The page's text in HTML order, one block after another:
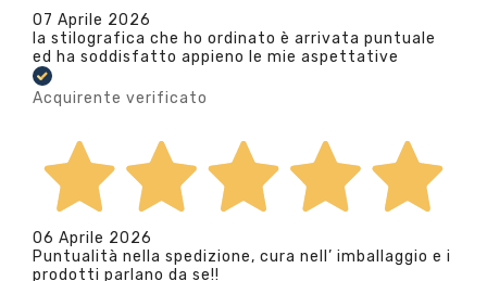
07 Aprile 2026
la stilografica che ho ordinato è arrivata puntuale
ed ha soddisfatto appieno le mie aspettative
Acquirente verificato
06 Aprile 2026
Puntualità nella spedizione, cura nell’ imballaggio e i
prodotti parlano da se!!